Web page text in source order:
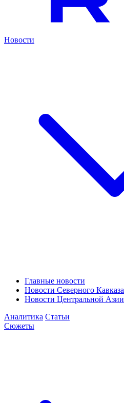
Новости
Главные новости
Новости Северного Кавказа
Новости Центральной Азии
Аналитика Статьи
Сюжеты